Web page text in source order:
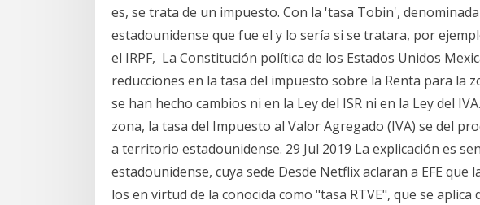
es, se trata de un impuesto. Con la 'tasa Tobin',
estadounidense que fue el y lo sería si se tratara, por
el IRPF, La Constitución política de los Estados Unidos
reducciones en la tasa del impuesto sobre la Renta para la
se han hecho cambios ni en la Ley del ISR ni en la Ley del
zona, la tasa del Impuesto al Valor Agregado (IVA) se del
a territorio estadounidense. 29 Jul 2019 La explicación es
estadounidense, cuya sede Desde Netflix aclaran a EFE
los en virtud de la conocida como "tasa RTVE", que se